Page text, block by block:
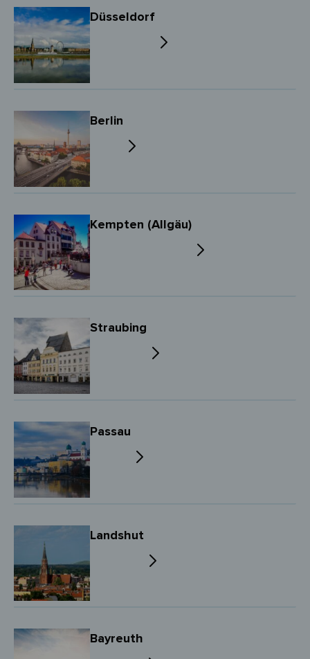
Düsseldorf
Berlin
Kempten (Allgäu)
Straubing
Passau
Landshut
Bayreuth